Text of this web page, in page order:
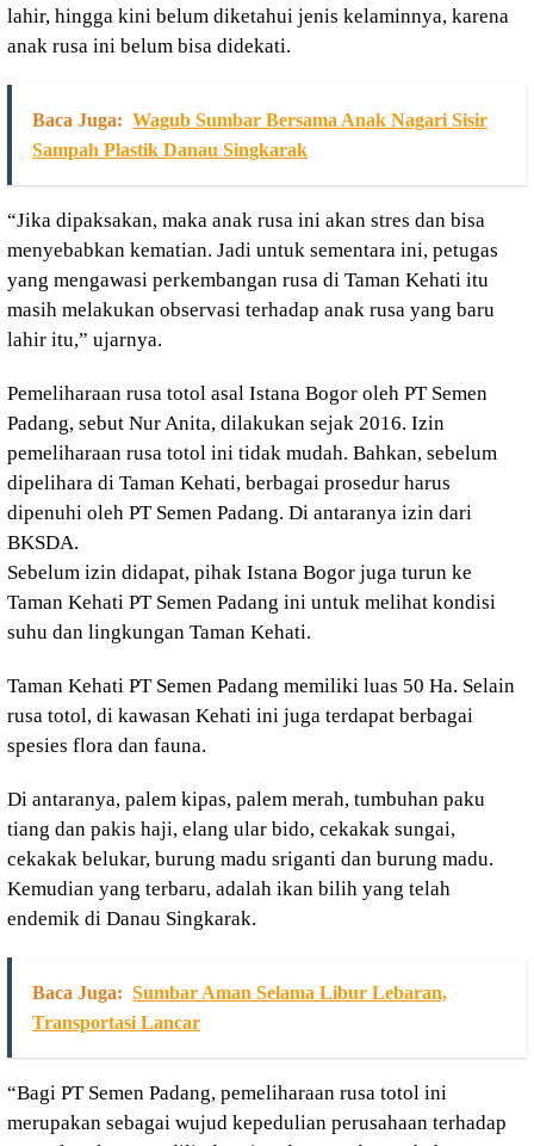
lahir, hingga kini belum diketahui jenis kelaminnya, karena
anak rusa ini belum bisa didekati.
Baca Juga: Wagub Sumbar Bersama Anak Nagari Sisir
Sampah Plastik Danau Singkarak
“Jika dipaksakan, maka anak rusa ini akan stres dan bisa
menyebabkan kematian. Jadi untuk sementara ini, petugas
yang mengawasi perkembangan rusa di Taman Kehati itu
masih melakukan observasi terhadap anak rusa yang baru
lahir itu,” ujarnya.
Pemeliharaan rusa totol asal Istana Bogor oleh PT Semen
Padang, sebut Nur Anita, dilakukan sejak 2016. Izin
pemeliharaan rusa totol ini tidak mudah. Bahkan, sebelum
dipelihara di Taman Kehati, berbagai prosedur harus
dipenuhi oleh PT Semen Padang. Di antaranya izin dari
BKSDA.
Sebelum izin didapat, pihak Istana Bogor juga turun ke
Taman Kehati PT Semen Padang ini untuk melihat kondisi
suhu dan lingkungan Taman Kehati.
Taman Kehati PT Semen Padang memiliki luas 50 Ha. Selain
rusa totol, di kawasan Kehati ini juga terdapat berbagai
spesies flora dan fauna.
Di antaranya, palem kipas, palem merah, tumbuhan paku
tiang dan pakis haji, elang ular bido, cekakak sungai,
cekakak belukar, burung madu sriganti dan burung madu.
Kemudian yang terbaru, adalah ikan bilih yang telah
endemik di Danau Singkarak.
Baca Juga: Sumbar Aman Selama Libur Lebaran,
Transportasi Lancar
“Bagi PT Semen Padang, pemeliharaan rusa totol ini
merupakan sebagai wujud kepedulian perusahaan terhadap